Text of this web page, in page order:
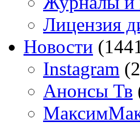
Лицензия
Новости
Instagram
Анонсы Тв